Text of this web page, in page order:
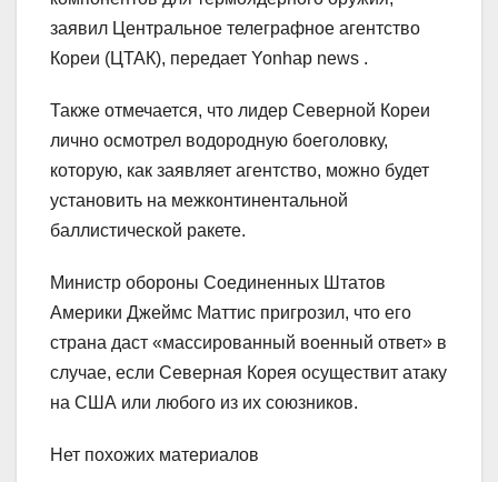
заявил Центральное телеграфное агентство
Кореи (ЦТАК), передает Yonhap news .
Также отмечается, что лидер Северной Кореи
лично осмотрел водородную боеголовку,
которую, как заявляет агентство, можно будет
установить на межконтинентальной
баллистической ракете.
Министр обороны Соединенных Штатов
Америки Джеймс Маттис пригрозил, что его
страна даст «массированный военный ответ» в
случае, если Северная Корея осуществит атаку
на США или любого из их союзников.
Нет похожих материалов